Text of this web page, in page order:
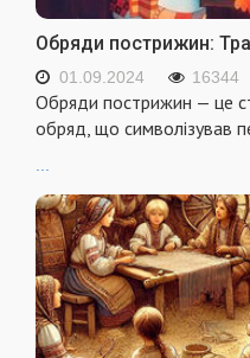
Обряди пострижин:
01.09.2024 16344
Обряди пострижин — це
обряд, що символізував